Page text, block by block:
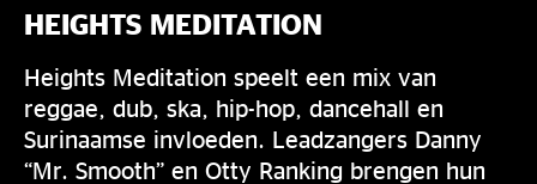
HEIGHTS MEDITATION
Heights Meditation speelt een mix van
reggae, dub, ska, hip-hop, dancehall en
Surinaamse invloeden. Leadzangers Danny
“Mr. Smooth” en Otty Ranking brengen hun